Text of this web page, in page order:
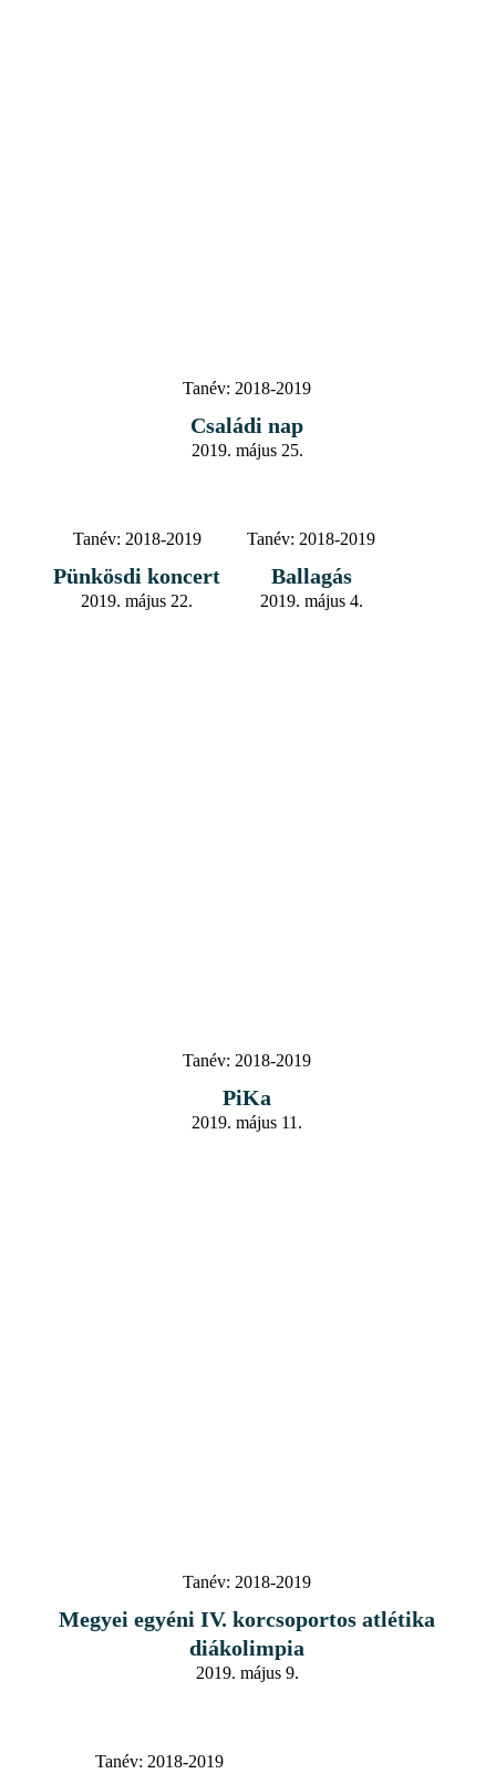
Tanév: 2018-2019
Családi nap
2019. május 25.
Tanév: 2018-2019
Pünkösdi koncert
2019. május 22.
Tanév: 2018-2019
Ballagás
2019. május 4.
Tanév: 2018-2019
PiKa
2019. május 11.
Tanév: 2018-2019
Megyei egyéni IV. korcsoportos atlétika
diákolimpia
2019. május 9.
Tanév: 2018-2019